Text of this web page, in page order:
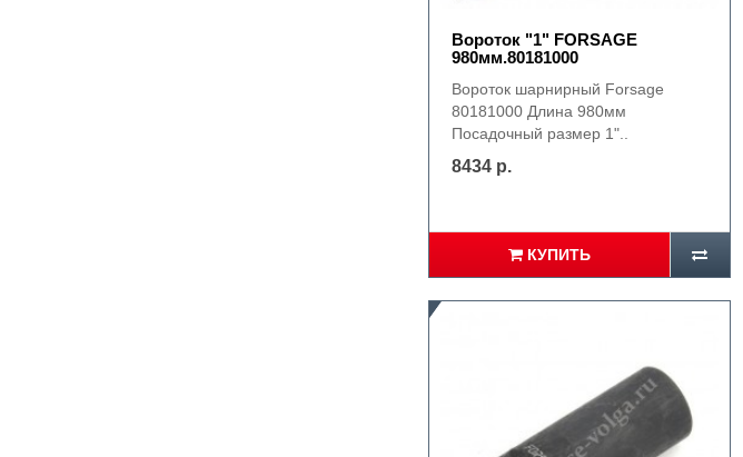
Вороток "1" FORSAGE
980мм.80181000
Вороток шарнирный Forsage
80181000 Длина 980мм
Посадочный размер 1"..
8434 р.
КУПИТЬ